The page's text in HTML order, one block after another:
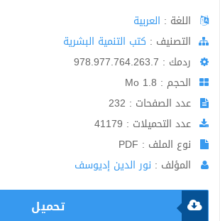
اللغة : العربية
اﻟﺘﺼﻨﻴﻒ : كتب التنمية البشرية
ردمك : 978.977.764.263.7
الحجم : 1.8 Mo
عدد الصفحات : 232
عدد التحميلات : 41179
نوع الملف : PDF
المؤلف : نور الدين إديوسف
تحميل